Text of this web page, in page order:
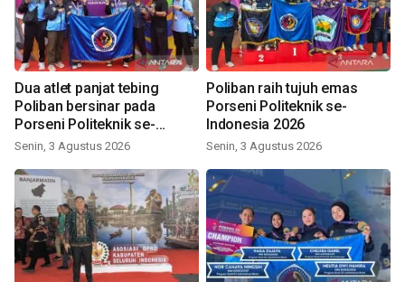
Dua atlet panjat tebing
Poliban bersinar pada
Porseni Politeknik se-
Indonesia 2026
Senin, 3 Agustus 2026
Poliban raih tujuh emas
Porseni Politeknik se-
Indonesia 2026
Senin, 3 Agustus 2026